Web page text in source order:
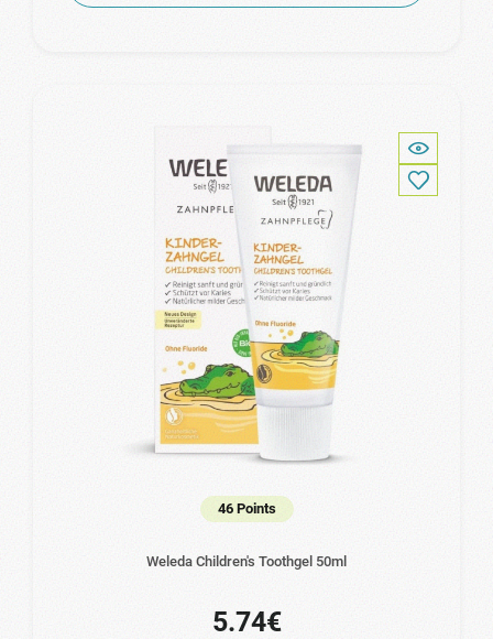
46 Points
Weleda Children's Toothgel 50ml
5.74€